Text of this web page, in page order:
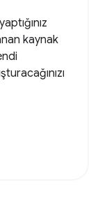
kaynak